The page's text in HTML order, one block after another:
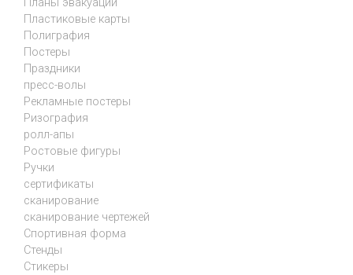
Планы эвакуации
Пластиковые карты
Полиграфия
Постеры
Праздники
пресс-волы
Рекламные постеры
Ризография
ролл-апы
Ростовые фигуры
Ручки
сертификаты
сканирование
сканирование чертежей
Спортивная форма
Стенды
Стикеры